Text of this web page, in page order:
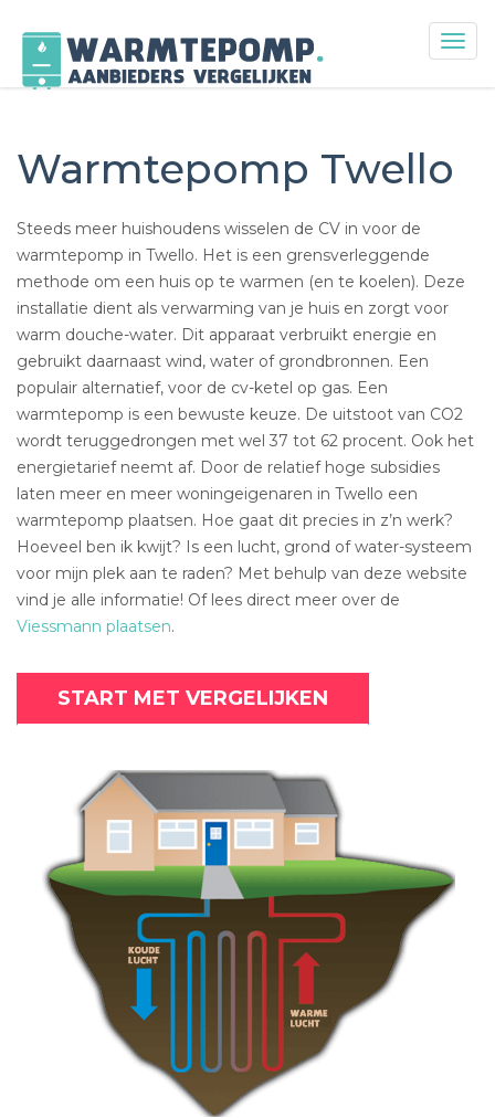
content
Warmtepomp Twello
Steeds meer huishoudens wisselen de CV in voor de
warmtepomp in Twello. Het is een grensverleggende
methode om een huis op te warmen (en te koelen). Deze
installatie dient als verwarming van je huis en zorgt voor
warm douche-water. Dit apparaat verbruikt energie en
gebruikt daarnaast wind, water of grondbronnen. Een
populair alternatief, voor de cv-ketel op gas. Een
warmtepomp is een bewuste keuze. De uitstoot van CO2
wordt teruggedrongen met wel 37 tot 62 procent. Ook het
energietarief neemt af. Door de relatief hoge subsidies
laten meer en meer woningeigenaren in Twello een
warmtepomp plaatsen. Hoe gaat dit precies in z’n werk?
Hoeveel ben ik kwijt? Is een lucht, grond of water-systeem
voor mijn plek aan te raden? Met behulp van deze website
vind je alle informatie! Of lees direct meer over de
Viessmann plaatsen.
START MET VERGELIJKEN